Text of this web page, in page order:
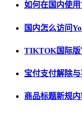
如何在国内使
国内怎么访问
TIKTOK国际版
宝付支付解除
商品标题新规